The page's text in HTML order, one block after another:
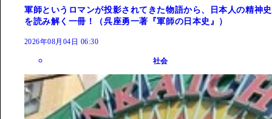
軍師というロマンが投影されてきた物語から、日本人の精神史
を読み解く一冊！（呉座勇一著『軍師の日本史』）
2026年08月04日 06:30
社会